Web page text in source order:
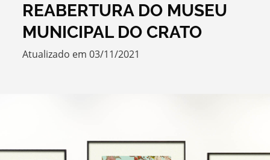
Termo de Pesquisa
REABERTURA DO MUSEU
MUNICIPAL DO CRATO
Atualizado em 03/11/2021